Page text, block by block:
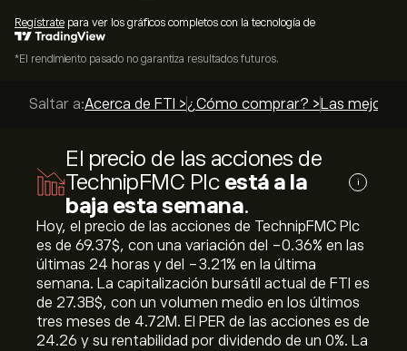
Regístrate para ver los gráficos completos con la tecnología de
*El rendimiento pasado no garantiza resultados futuros.
Saltar a:Acerca de FTI >¿Cómo comprar? > Las mejores
El precio de las acciones de
TechnipFMC Plc está a la
baja esta semana.
i
Hoy, el precio de las acciones de TechnipFMC Plc
es de 69.37‎$‎, con una variación del ‎-0.36‎% en las
últimas 24 horas y del ‎-3.21‎% en la última
semana. La capitalización bursátil actual de FTI es
de 27.3B‎$‎, con un volumen medio en los últimos
tres meses de 4.72M. El PER de las acciones es de
24.26 y su rentabilidad por dividendo de un 0%. La